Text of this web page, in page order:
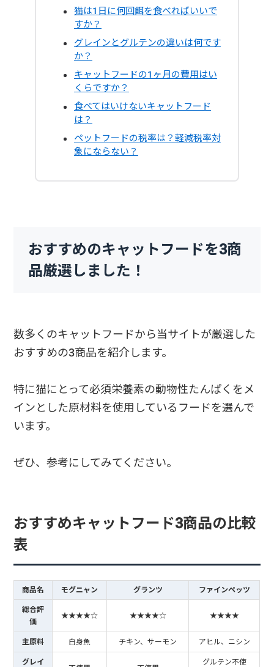
猫は1日に何回餌を食べればいいで
すか？
グレインとグルテンの違いは何です
か？
キャットフードの1ヶ月の費用はい
くらですか？
食べてはいけないキャットフード
は？
ペットフードの税率は？軽減税率対
象にならない？
おすすめのキャットフードを3商
品厳選しました！
数多くのキャットフードから当サイトが厳選した
おすすめの3商品を紹介します。
特に猫にとって必須栄養素の動物性たんぱくをメ
インとした原材料を使用しているフードを選んで
います。
ぜひ、参考にしてみてください。
おすすめキャットフード3商品の比較
表
商品名 モグニャン グランツ
ファインペッツ
総合評
価
★★★★☆ ★★★★☆ ★★★★
主原料 白身魚 チキン、サーモン
アヒル、ニシン
グレイ
グルテン不使